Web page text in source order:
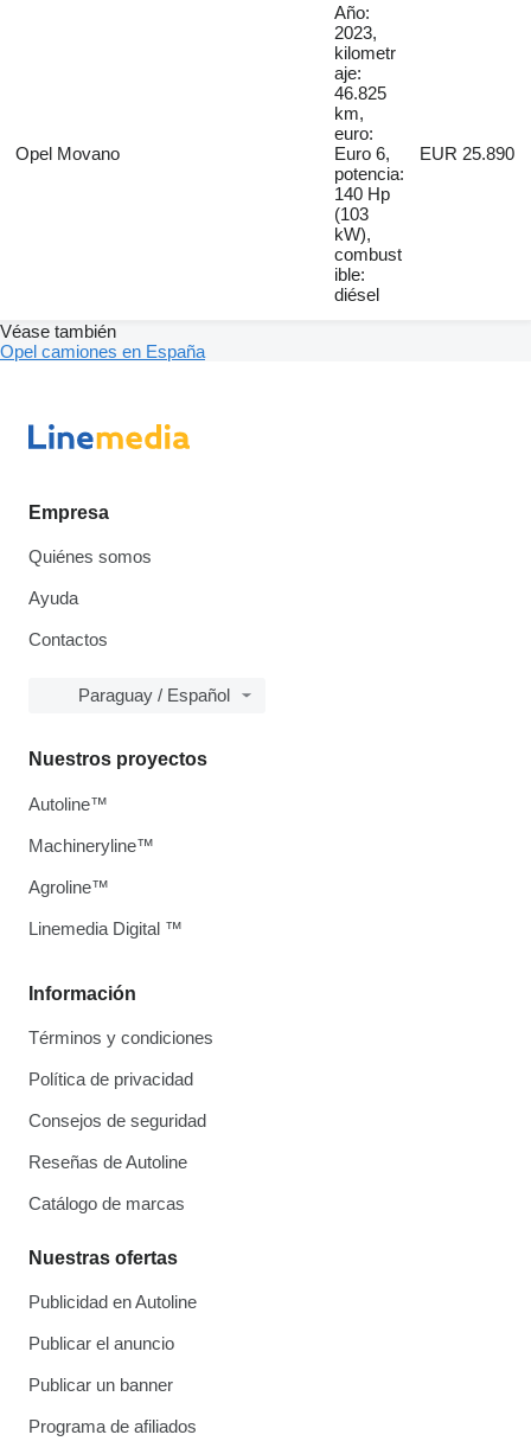
Opel Movano
Año:
2023,
kilometr
aje:
46.825
km,
euro:
Euro 6,
potencia:
140 Hp
(103
kW),
combust
ible:
diésel
EUR 25.890
Véase también
Opel camiones en España
Empresa
Quiénes somos
Ayuda
Contactos
Paraguay / Español
Información
Términos y condiciones
Política de privacidad
Consejos de seguridad
Reseñas de Autoline
Catálogo de marcas
Nuestras ofertas
Publicidad en Autoline
Publicar el anuncio
Publicar un banner
Programa de afiliados
Nuestros proyectos
Autoline™
Machineryline™
Agroline™
Linemedia Digital ™